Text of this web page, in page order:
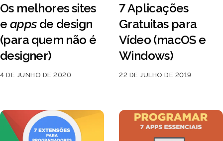
Os melhores sites
e appsde design
(para quem não é
designer)
4 DE JUNHO DE 2020
7 Aplicações
Gratuitas para
Vídeo (macOS e
Windows)
22 DE JULHO DE 2019